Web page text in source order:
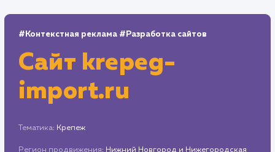
#Контекстная реклама
Сайт